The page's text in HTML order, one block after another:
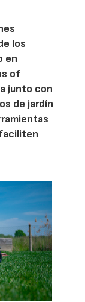
los
en
of
junto con
de jardín